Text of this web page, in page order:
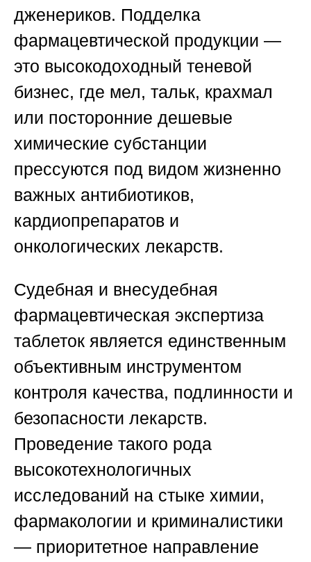
дженериков. Подделка
фармацевтической продукции —
это высокодоходный теневой
бизнес, где мел, тальк, крахмал
или посторонние дешевые
химические субстанции
прессуются под видом жизненно
важных антибиотиков,
кардиопрепаратов и
онкологических лекарств.
Судебная и внесудебная
фармацевтическая экспертиза
таблеток является единственным
объективным инструментом
контроля качества, подлинности и
безопасности лекарств.
Проведение такого рода
высокотехнологичных
исследований на стыке химии,
фармакологии и криминалистики
— приоритетное направление